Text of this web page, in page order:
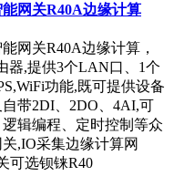
网关R40A边缘计算
网关R40A边缘计算，
器,提供3个LAN口、1个
功能,既可提供设备
带2DI、2DO、4AI,可
辑编程、定时控制等众
,IO采集边缘计算网
可选钡铼R40